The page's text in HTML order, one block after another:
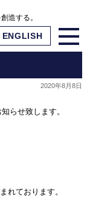
造する。
ENGLISH
2020年8月8日
らせ致します。
れております。